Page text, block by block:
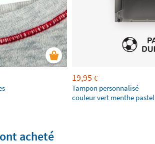
19,95 €
Tampon personnalisé
couleur vert menthe pastel
acheté